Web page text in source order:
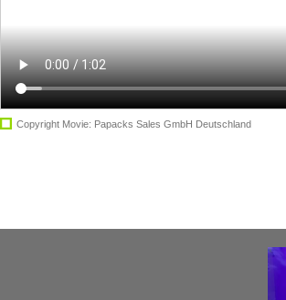
Copyright Movie: Papacks Sales GmbH Deutschland